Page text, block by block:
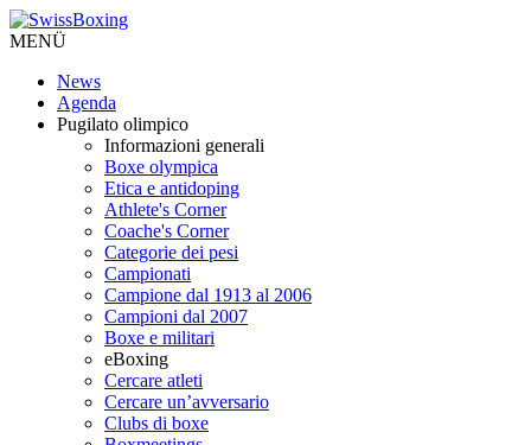
MENÜ
News
Agenda
Pugilato olimpico
Informazioni generali
Boxe olympica
Etica e antidoping
Athlete's Corner
Coache's Corner
Categorie dei pesi
Campionati
Campione dal 1913 al 2006
Campioni dal 2007
Boxe e militari
eBoxing
Cercare atleti
Cercare un’avversario
Clubs di boxe